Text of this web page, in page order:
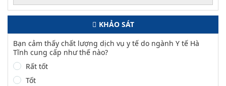
KHẢO SÁT
Bạn cảm thấy chất lượng dịch vụ y tế do ngành Y tế Hà
Tĩnh cung cấp như thế nào?
Rất tốt
Tốt